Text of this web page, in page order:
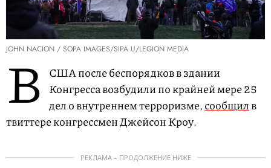
JOHN NACION / SOPA IMAGES/SIPA U/LEGION MEDIA
В
США после беспорядков в здании
Конгресса возбудили по крайней мере 25
дел о внутреннем терроризме,сообщилв
твиттере конгрессмен Джейсон Кроу.
РЕКЛАМА – ПРОДОЛЖЕНИЕ НИЖЕ